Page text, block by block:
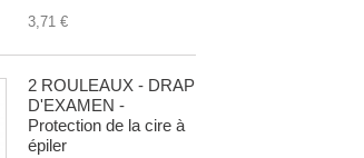
3,71 €
2 ROULEAUX - DRAP
D'EXAMEN -
Protection de la cire à
épiler